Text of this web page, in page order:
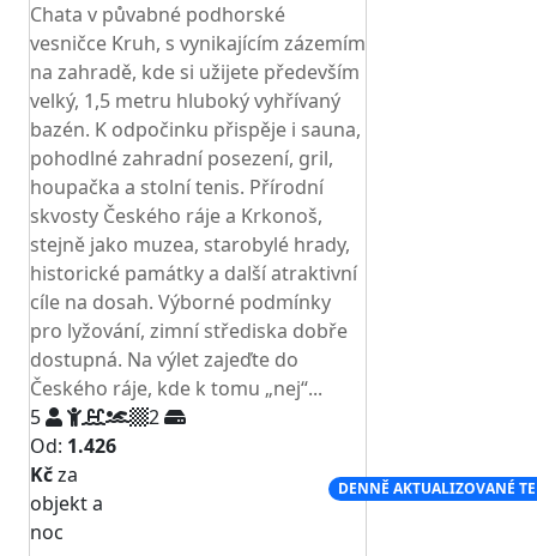
Chata v půvabné podhorské
vesničce Kruh, s vynikajícím zázemím
na zahradě, kde si užijete především
velký, 1,5 metru hluboký vyhřívaný
bazén. K odpočinku přispěje i sauna,
pohodlné zahradní posezení, gril,
houpačka a stolní tenis. Přírodní
skvosty Českého ráje a Krkonoš,
stejně jako muzea, starobylé hrady,
historické památky a další atraktivní
cíle na dosah. Výborné podmínky
pro lyžování, zimní střediska dobře
dostupná. Na výlet zajeďte do
Českého ráje, kde k tomu „nej“...
5
2
Od: 1.426
Kčza
objekt a
noc
DENNĚ AKTUALIZOVANÉ